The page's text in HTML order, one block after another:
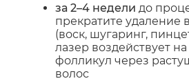
за 2–4 недели до
прекратите удаление
(воск, шугаринг,
лазер воздействует
фолликул через
волос